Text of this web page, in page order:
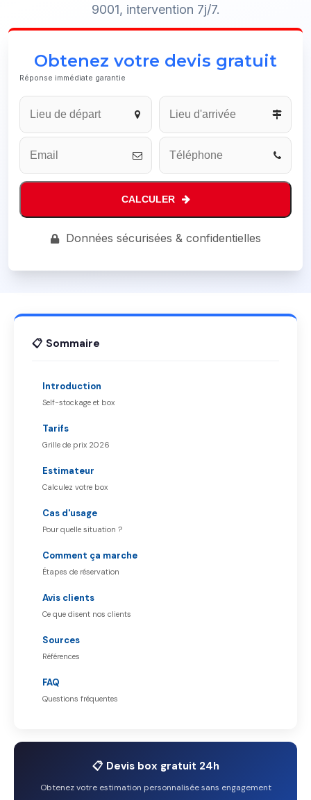
9001, intervention 7j/7.
Obtenez votre devis gratuit
Réponse immédiate garantie
CALCULER
Données sécurisées & confidentielles
📋 Sommaire
Introduction
Self-stockage et box
Tarifs
Grille de prix 2026
Estimateur
Calculez votre box
Cas d'usage
Pour quelle situation ?
Comment ça marche
Étapes de réservation
Avis clients
Ce que disent nos clients
Sources
Références
FAQ
Questions fréquentes
📋 Devis box gratuit 24h
Obtenez votre estimation personnalisée sans engagement